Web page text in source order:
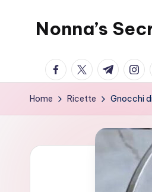
Nonna’s
facebook.com
twitter.com
t.me
Home Ricette Gnocchi